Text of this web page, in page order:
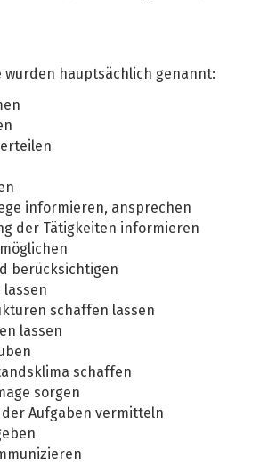
wurden hauptsächlich genannt:
informieren, ansprechen
der Tätigkeiten informieren
berücksichtigen
lassen
schaffen lassen
lassen
schaffen
sorgen
der Aufgaben vermitteln